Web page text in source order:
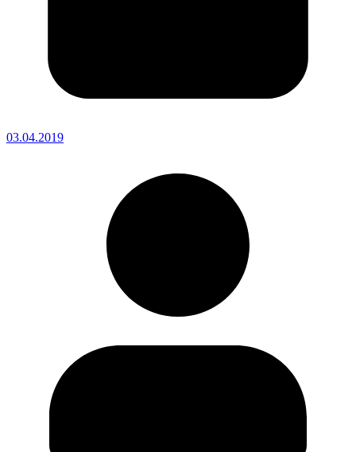
03.04.2019